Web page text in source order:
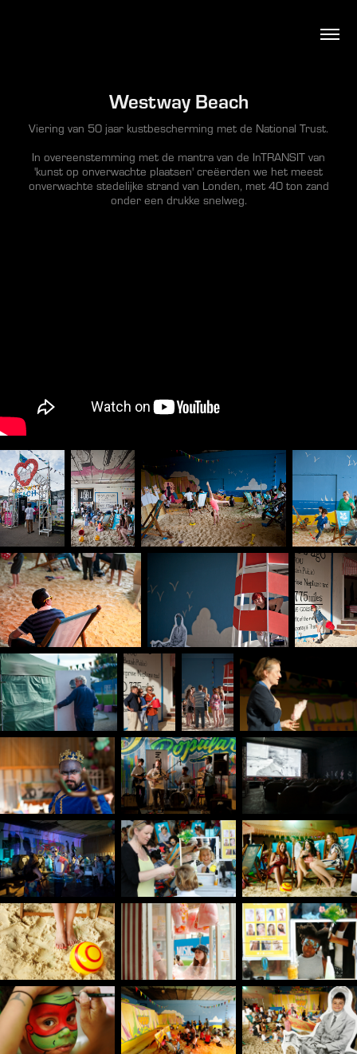
Westway Beach
Viering van 50 jaar kustbescherming met de National Trust.
In overeenstemming met de mantra van de InTRANSIT van
'kunst op onverwachte plaatsen' creëerden we het meest
onverwachte stedelijke strand van Londen, met 40 ton zand
onder een drukke snelweg.